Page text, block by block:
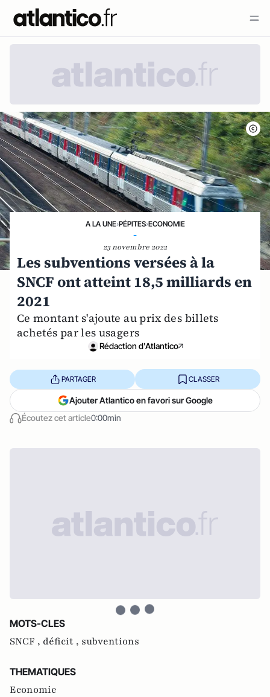
A LA UNE›PÉPITES›ECONOMIE
-
23 novembre 2022
Les subventions versées à la
SNCF ont atteint 18,5 milliards en
2021
Ce montant s'ajoute au prix des billets
achetés par les usagers
Rédaction d'Atlantico
Écoutez cet article0:00min
PARTAGER CLASSER
Ajouter Atlantico en favori sur Google
MOTS-CLES
SNCF , déficit , subventions
THEMATIQUES
Economie